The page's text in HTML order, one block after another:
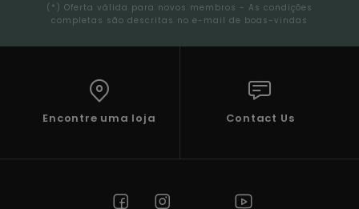
(*) Oferta válida para novos membros - As condições
completas são descritas no e-mail de boas-vindas
Encontre uma loja Contact Us